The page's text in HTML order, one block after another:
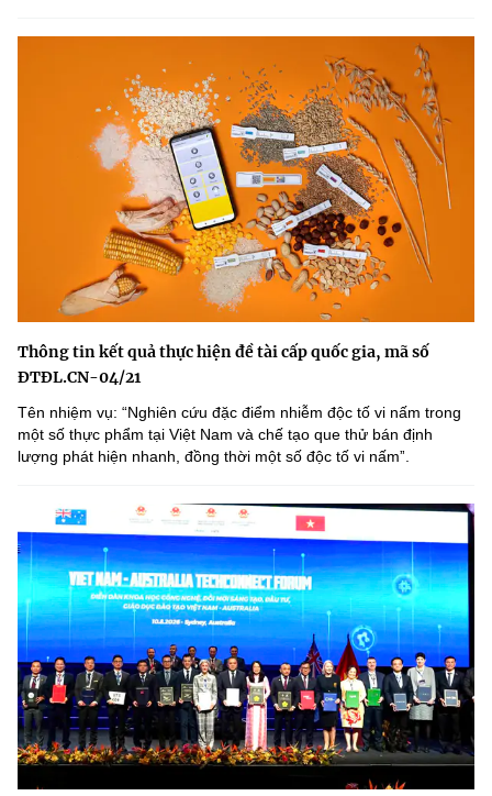
Thông tin kết quả thực hiện đề tài cấp quốc gia, mã số
ĐTĐL.CN-04/21
Tên nhiệm vụ: “Nghiên cứu đặc điểm nhiễm độc tố vi nấm trong
một số thực phẩm tại Việt Nam và chế tạo que thử bán định
lượng phát hiện nhanh, đồng thời một số độc tố vi nấmˮ.